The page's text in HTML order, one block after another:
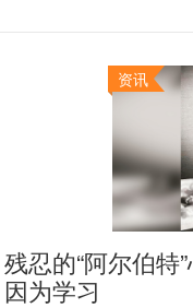
资讯
残忍的“阿尔伯特
因为学习